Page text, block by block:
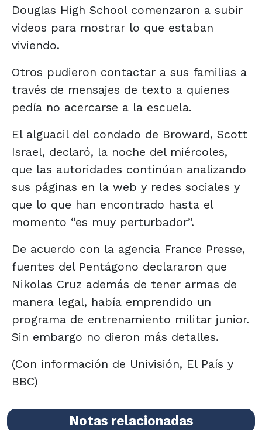
Douglas High School comenzaron a subir
videos para mostrar lo que estaban
viviendo.
Otros pudieron contactar a sus familias a
través de mensajes de texto a quienes
pedía no acercarse a la escuela.
El alguacil del condado de Broward, Scott
Israel, declaró, la noche del miércoles,
que las autoridades continúan analizando
sus páginas en la web y redes sociales y
que lo que han encontrado hasta el
momento “es muy perturbador”.
De acuerdo con la agencia France Presse,
fuentes del Pentágono declararon que
Nikolas Cruz además de tener armas de
manera legal, había emprendido un
programa de entrenamiento militar junior.
Sin embargo no dieron más detalles.
(Con información de Univisión, El País y
BBC)
Notas relacionadas